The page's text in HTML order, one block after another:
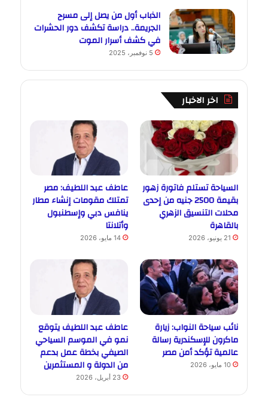
الذباب أول من يصل إلى مسرح
الجريمة.. دراسة تكشف دور الحشرات
في كشف أسرار الموت
5 نوفمبر، 2025
اخر الاخبار
السياحة تستلم فاتورة زهور
بقيمة 2500 جنيه من إحدى
محلات التنسيق الزهري
بالقاهرة
21 يونيو، 2026
عاطف عبد اللطيف: مصر
تمتلك مقومات إنشاء مطار
ينافس دبي وإسطنبول
وأتلانتا
14 مايو، 2026
نائب سياحة النواب: زيارة
ماكرون للإسكندرية رسالة
عالمية تؤكد أمن مصر
10 مايو، 2026
عاطف عبد اللطيف يتوقع
نمو في الموسم السياحي
الصيفي بخطة عمل بدعم
من الدولة و المستثمرين
23 أبريل، 2026